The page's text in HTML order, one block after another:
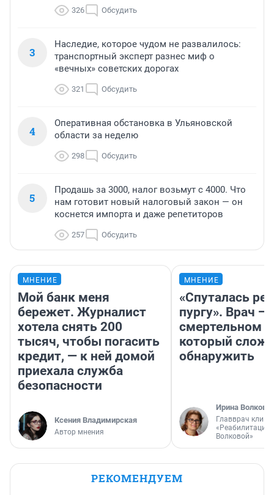
326 Обсудить
3
Наследие, которое чудом не развалилось:
транспортный эксперт разнес миф о
«вечных» советских дорогах
321 Обсудить
4
Оперативная обстановка в Ульяновской
области за неделю
298 Обсудить
5
Продашь за 3000, налог возьмут с 4000. Что
нам готовит новый налоговый закон — он
коснется импорта и даже репетиторов
257 Обсудить
МНЕНИЕ
Мой банк меня
бережет. Журналист
хотела снять 200
тысяч, чтобы погасить
кредит, — к ней домой
приехала служба
безопасности
Ксения Владимирская
Автор мнения
МНЕНИЕ
«Спуталась
пургу». Врач —
смертельном
который
обнаружить
Ирина Волкова
Главврач
«Реабилитация
Волковой»
РЕКОМЕНДУЕМ